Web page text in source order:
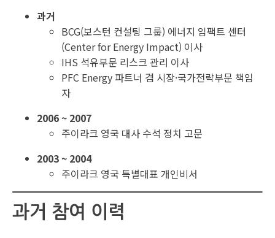
과거
BCG(보스턴 컨설팅 그룹) 에너지 임팩트 센터
(Center for Energy Impact) 이사
IHS 석유부문 리스크 관리 이사
PFC Energy 파트너 겸 시장·국가전략부문 책임
자
2006 ~ 2007
주이라크 영국 대사 수석 정치 고문
2003 ~ 2004
주이라크 영국 특별대표 개인비서
과거 참여 이력